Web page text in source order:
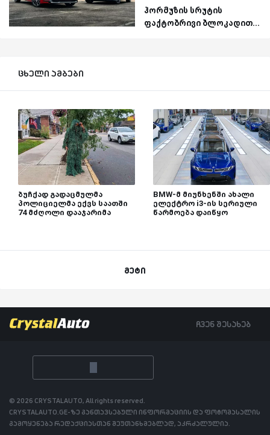
ჰორმუზის სრუტის
ფაქტობრივი ბლოკადით...
ცხელი ამბები
ბუჩქად გადაცმულმა
პოლიციელმა ექვს საათში
74 მძღოლი დააჯარიმა
BMW-მ მიუნხენში ახალი
ელექტრო i3-ის სერიული
წარმოება დაიწყო
მეტი
ჩვენ შესახებ
© 2026 CRYSTALAUTO, All rights reserved.
CRYSTALAUTO.GE-ზე განთავსებული ინფორმაციის და ფოტომასალის
გამოყენება რედაქციასთან შეუთანხმებლად, აკრძალულია.